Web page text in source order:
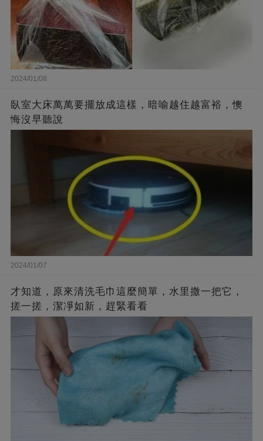
2024/01/08
臥室大床萬萬要擺放成這樣，暗喻越住越富裕，懊
悔沒早聽說
2024/01/07
才知道，原來清洗毛巾這麼簡單，水里撒一把它，
搓一搓，潔凈如新，趕緊看看